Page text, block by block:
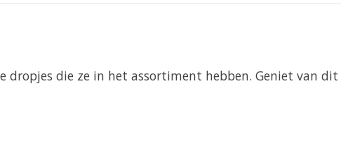
dropjes die ze in het assortiment hebben. Geniet van